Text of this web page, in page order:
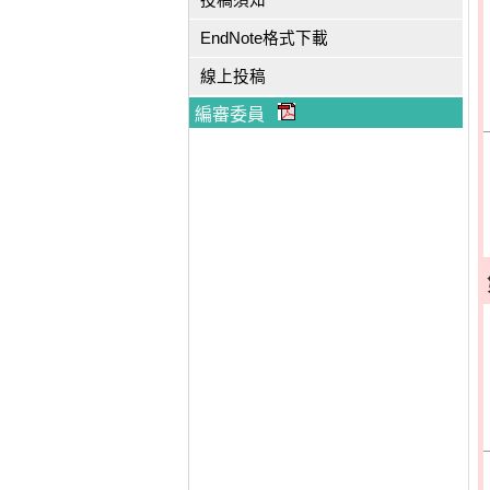
EndNote格式下載
線上投稿
編審委員